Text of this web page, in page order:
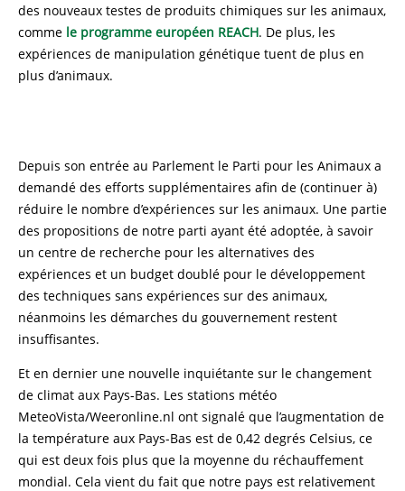
des nouveaux testes de produits chimiques sur les animaux,
comme le programme européen REACH. De plus, les
expériences de manipulation génétique tuent de plus en
plus d’animaux.
Depuis son entrée au Parlement le Parti pour les Animaux a
demandé des efforts supplémentaires afin de (continuer à)
réduire le nombre d’expériences sur les animaux. Une partie
des propositions de notre parti ayant été adoptée, à savoir
un centre de recherche pour les alternatives des
expériences et un budget doublé pour le développement
des techniques sans expériences sur des animaux,
néanmoins les démarches du gouvernement restent
insuffisantes.
Et en dernier une nouvelle inquiétante sur le changement
de climat aux Pays-Bas. Les stations météo
MeteoVista/Weeronline.nl ont signalé que l’augmentation de
la température aux Pays-Bas est de 0,42 degrés Celsius, ce
qui est deux fois plus que la moyenne du réchauffement
mondial. Cela vient du fait que notre pays est relativement